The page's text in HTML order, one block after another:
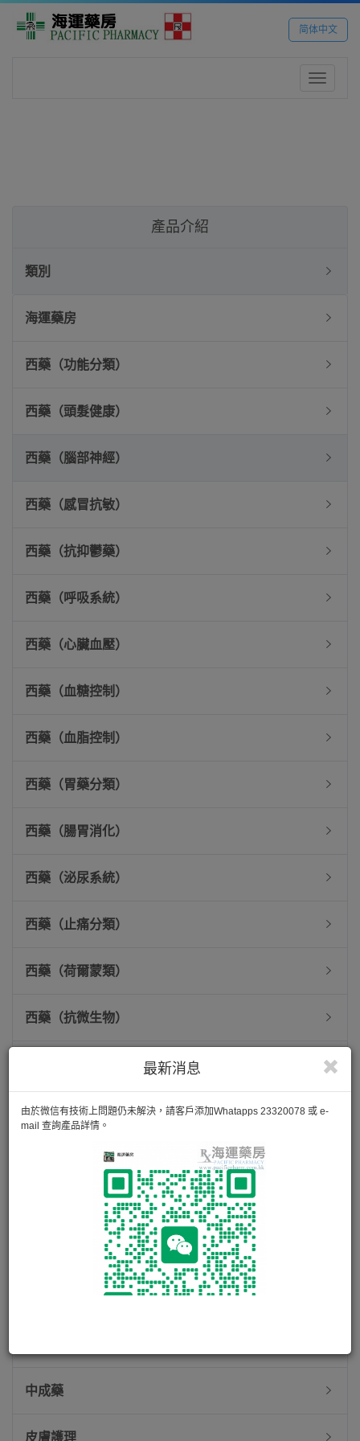
简体中文
Toggle
最新消息
由於微信有技術上問題仍未解決，請客戶添加Whatapps 23320078 或 e-
mail 查詢產品詳情。
產品介紹
類別
海運藥房
西藥（功能分類）
西藥（頭髮健康）
西藥（腦部神經）
西藥（感冒抗敏）
西藥（抗抑鬱藥）
西藥（呼吸系統）
西藥（心臟血壓）
西藥（血糖控制）
西藥（血脂控制）
西藥（胃藥分類）
西藥（腸胃消化）
西藥（泌尿系統）
西藥（止痛分類）
西藥（荷爾蒙類）
西藥（抗微生物）
西藥（眼耳鼻喉）
中成藥
皮膚護理